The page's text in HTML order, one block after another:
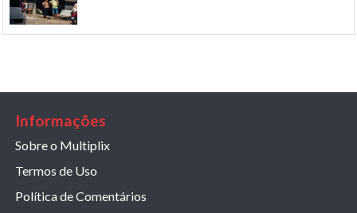
Informações
Sobre o Multiplix
Termos de Uso
Política de Comentários